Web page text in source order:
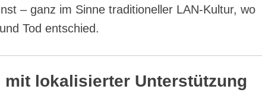
– ganz im Sinne traditioneller LAN-Kultur, wo
Tod entschied.
mit lokalisierter Unterstützung